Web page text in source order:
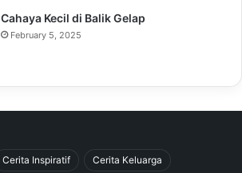
Cahaya Kecil di Balik Gelap
February 5, 2025
Cerita Inspiratif Cerita Keluarga